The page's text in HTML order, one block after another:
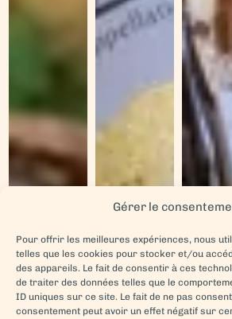
Gérer le
Pour offrir les meilleures expériences, nous
telles que les cookies pour stocker et/ou
des appareils. Le fait de consentir à ces
de traiter des données telles que le
ID uniques sur ce site. Le fait de ne pas
consentement peut avoir un effet négatif sur